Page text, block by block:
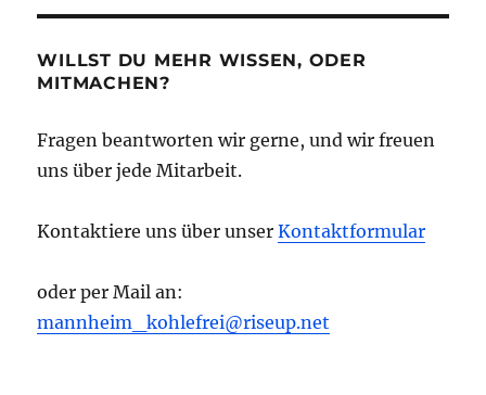
WILLST DU MEHR WISSEN, ODER
MITMACHEN?
Fragen beantworten wir gerne, und wir freuen
uns über jede Mitarbeit.
Kontaktiere uns über unserKontaktformular
oder per Mail an:
mannheim_kohlefrei@riseup.net